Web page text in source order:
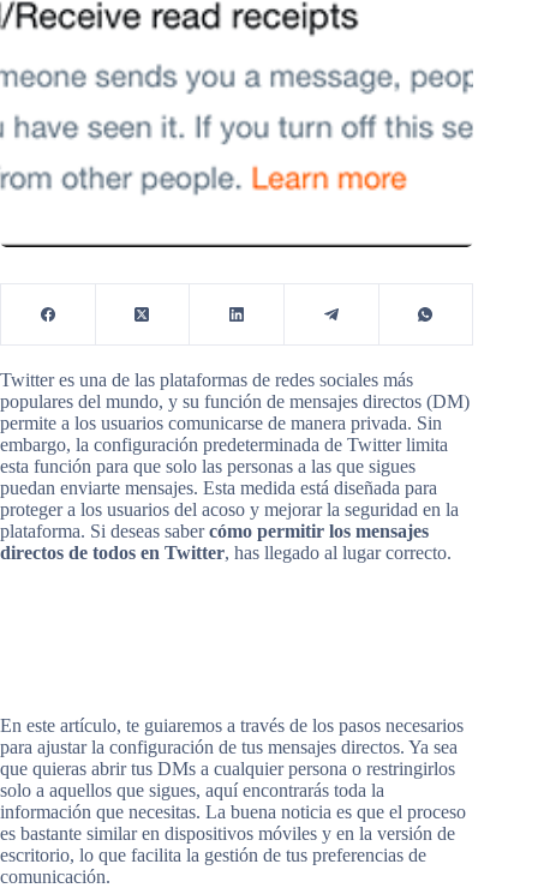
Twitter es una de las plataformas de redes sociales más
populares del mundo, y su función de mensajes directos (DM)
permite a los usuarios comunicarse de manera privada. Sin
embargo, la configuración predeterminada de Twitter limita
esta función para que solo las personas a las que sigues
puedan enviarte mensajes. Esta medida está diseñada para
proteger a los usuarios del acoso y mejorar la seguridad en la
plataforma. Si deseas sabercómo permitir los mensajes
directos de todos en Twitter, has llegado al lugar correcto.
En este artículo, te guiaremos a través de los pasos necesarios
para ajustar la configuración de tus mensajes directos. Ya sea
que quieras abrir tus DMs a cualquier persona o restringirlos
solo a aquellos que sigues, aquí encontrarás toda la
información que necesitas. La buena noticia es que el proceso
es bastante similar en dispositivos móviles y en la versión de
escritorio, lo que facilita la gestión de tus preferencias de
comunicación.